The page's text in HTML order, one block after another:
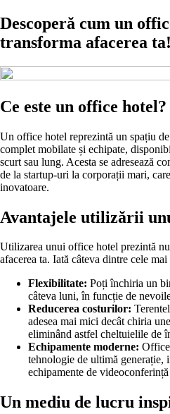
Descoperă cum un
transforma afacerea ta!
Ce este un office hotel?
Un office hotel reprezintă un spațiu
complet mobilate și echipate,
scurt sau lung. Acesta se adresează
de la startup-uri la corporații mari,
inovatoare.
Avantajele utilizării
Utilizarea unui office hotel prezintă
afacerea ta. Iată câteva dintre cele
Flexibilitate: Poți închiria un
câteva luni, în funcție de
Reducerea costurilor:
adesea mai mici decât chiria
eliminând astfel cheltuielile de
Echipamente moderne:
tehnologie de ultimă generație,
echipamente de
Un mediu de lucru